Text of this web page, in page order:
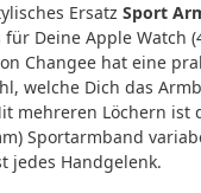
Ersatz Sport
Deine Apple Watch
Changee hat eine
welche Dich das
mehreren Löchern ist
Sportarmband
jedes Handgelenk.